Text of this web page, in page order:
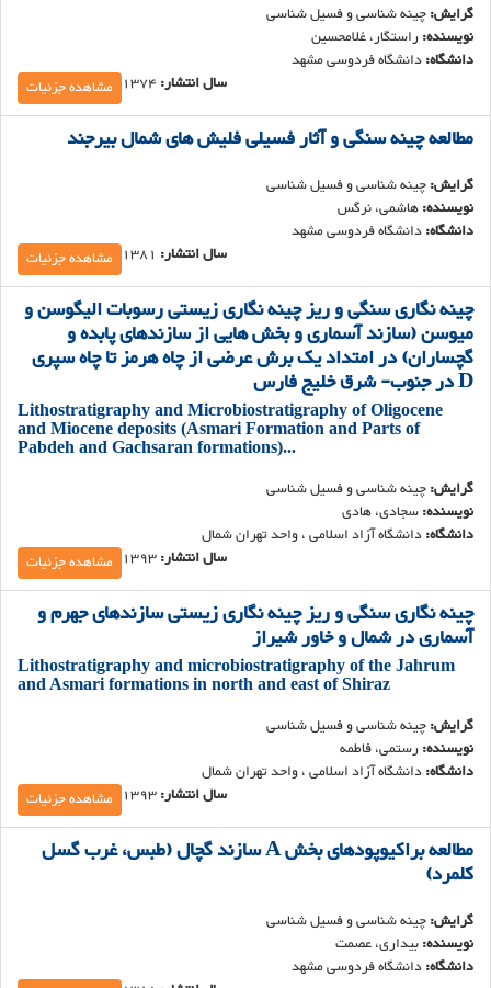
گرایش:چینه شناسی و فسیل شناسی
نویسنده: راستگار، غلامحسین
دانشگاه:دان‍ش‍گ‍اه ف‍ردوس‍ی م‍ش‍ه‍د
سال انتشار: 1374 مشاهده جزئیات
مطالعه چینه سنگی و آثار فسیلی فلیش های شمال بیرجند
گرایش:چینه شناسی و فسیل شناسی
نویسنده:هاشمی، نرگس
دانشگاه:دان‍ش‍گ‍اه ف‍ردوس‍ی م‍ش‍ه‍د
سال انتشار: 1381 مشاهده جزئیات
چینه نگاری سنگی و ریز چینه نگاری زیستی رسوبات الیگوسن و
میوسن (سازند آسماری و بخش هایی از سازندهای پابده و
گچساران) در امتداد یک برش عرضی از چاه هرمز تا چاه سپری
D در جنوب- شرق خلیج فارس
Lithostratigraphy and Microbiostratigraphy of Oligocene
and Miocene deposits (Asmari Formation and Parts of
Pabdeh and Gachsaran formations)...
گرایش:چینه شناسی و فسیل شناسی
نویسنده:سجادی، هادی
دانشگاه:دان‍ش‍گ‍اه آزاد اس‍لام‍ی ، واح‍د ت‍ه‍ران ش‍م‍ال
سال انتشار:1393 مشاهده جزئیات
چینه نگاری سنگی و ریز چینه نگاری زیستی سازندهای جهرم و
آسماری در شمال و خاور شیراز
Lithostratigraphy and microbiostratigraphy of the Jahrum
and Asmari formations in north and east of Shiraz
گرایش:چینه شناسی و فسیل شناسی
نویسنده: رستمی، فاطمه
دانشگاه:دان‍ش‍گ‍اه آزاد اس‍لام‍ی ، واح‍د ت‍ه‍ران ش‍م‍ال
سال انتشار:1393 مشاهده جزئیات
مطالعه براکیوپودهای بخش A سازند گچال (طبس، غرب گسل
کلمرد)
گرایش:چینه شناسی و فسیل شناسی
نویسنده:بیداری، عصمت
دانشگاه:دان‍ش‍گ‍اه ف‍ردوس‍ی م‍ش‍ه‍د